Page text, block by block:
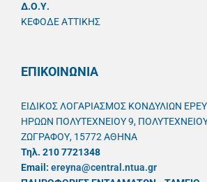
Δ.Ο.Υ.
ΚΕΦΟΔΕ ΑΤΤΙΚΗΣ
ΕΠΙΚΟΙΝΩΝΙΑ
ΕΙΔΙΚΟΣ ΛΟΓΑΡΙΑΣΜΟΣ ΚΟΝΔΥΛΙΩΝ
ΗΡΩΩΝ ΠΟΛΥΤΕΧΝΕΙΟΥ 9,
ΖΩΓΡΑΦΟΥ, 15772 ΑΘΗΝΑ
Τηλ. 210 7721348
Email: ereyna@central.ntua.gr